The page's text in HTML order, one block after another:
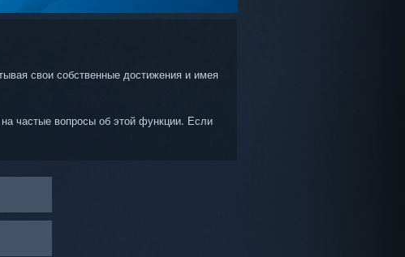
свои собственные достижения и имея
частые вопросы об этой функции. Если